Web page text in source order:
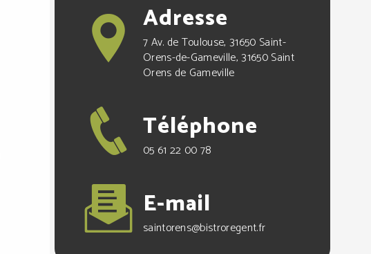
Adresse
7 Av. de Toulouse, 31650 Saint-
Orens-de-Gameville, 31650 Saint
Orens de Gameville
Téléphone
05 61 22 00 78
E-mail
saintorens@bistroregent.fr